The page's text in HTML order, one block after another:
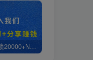
白菜价解锁20000+N个赚钱机会，加入轻创终点站会员，全站资源免费学习。